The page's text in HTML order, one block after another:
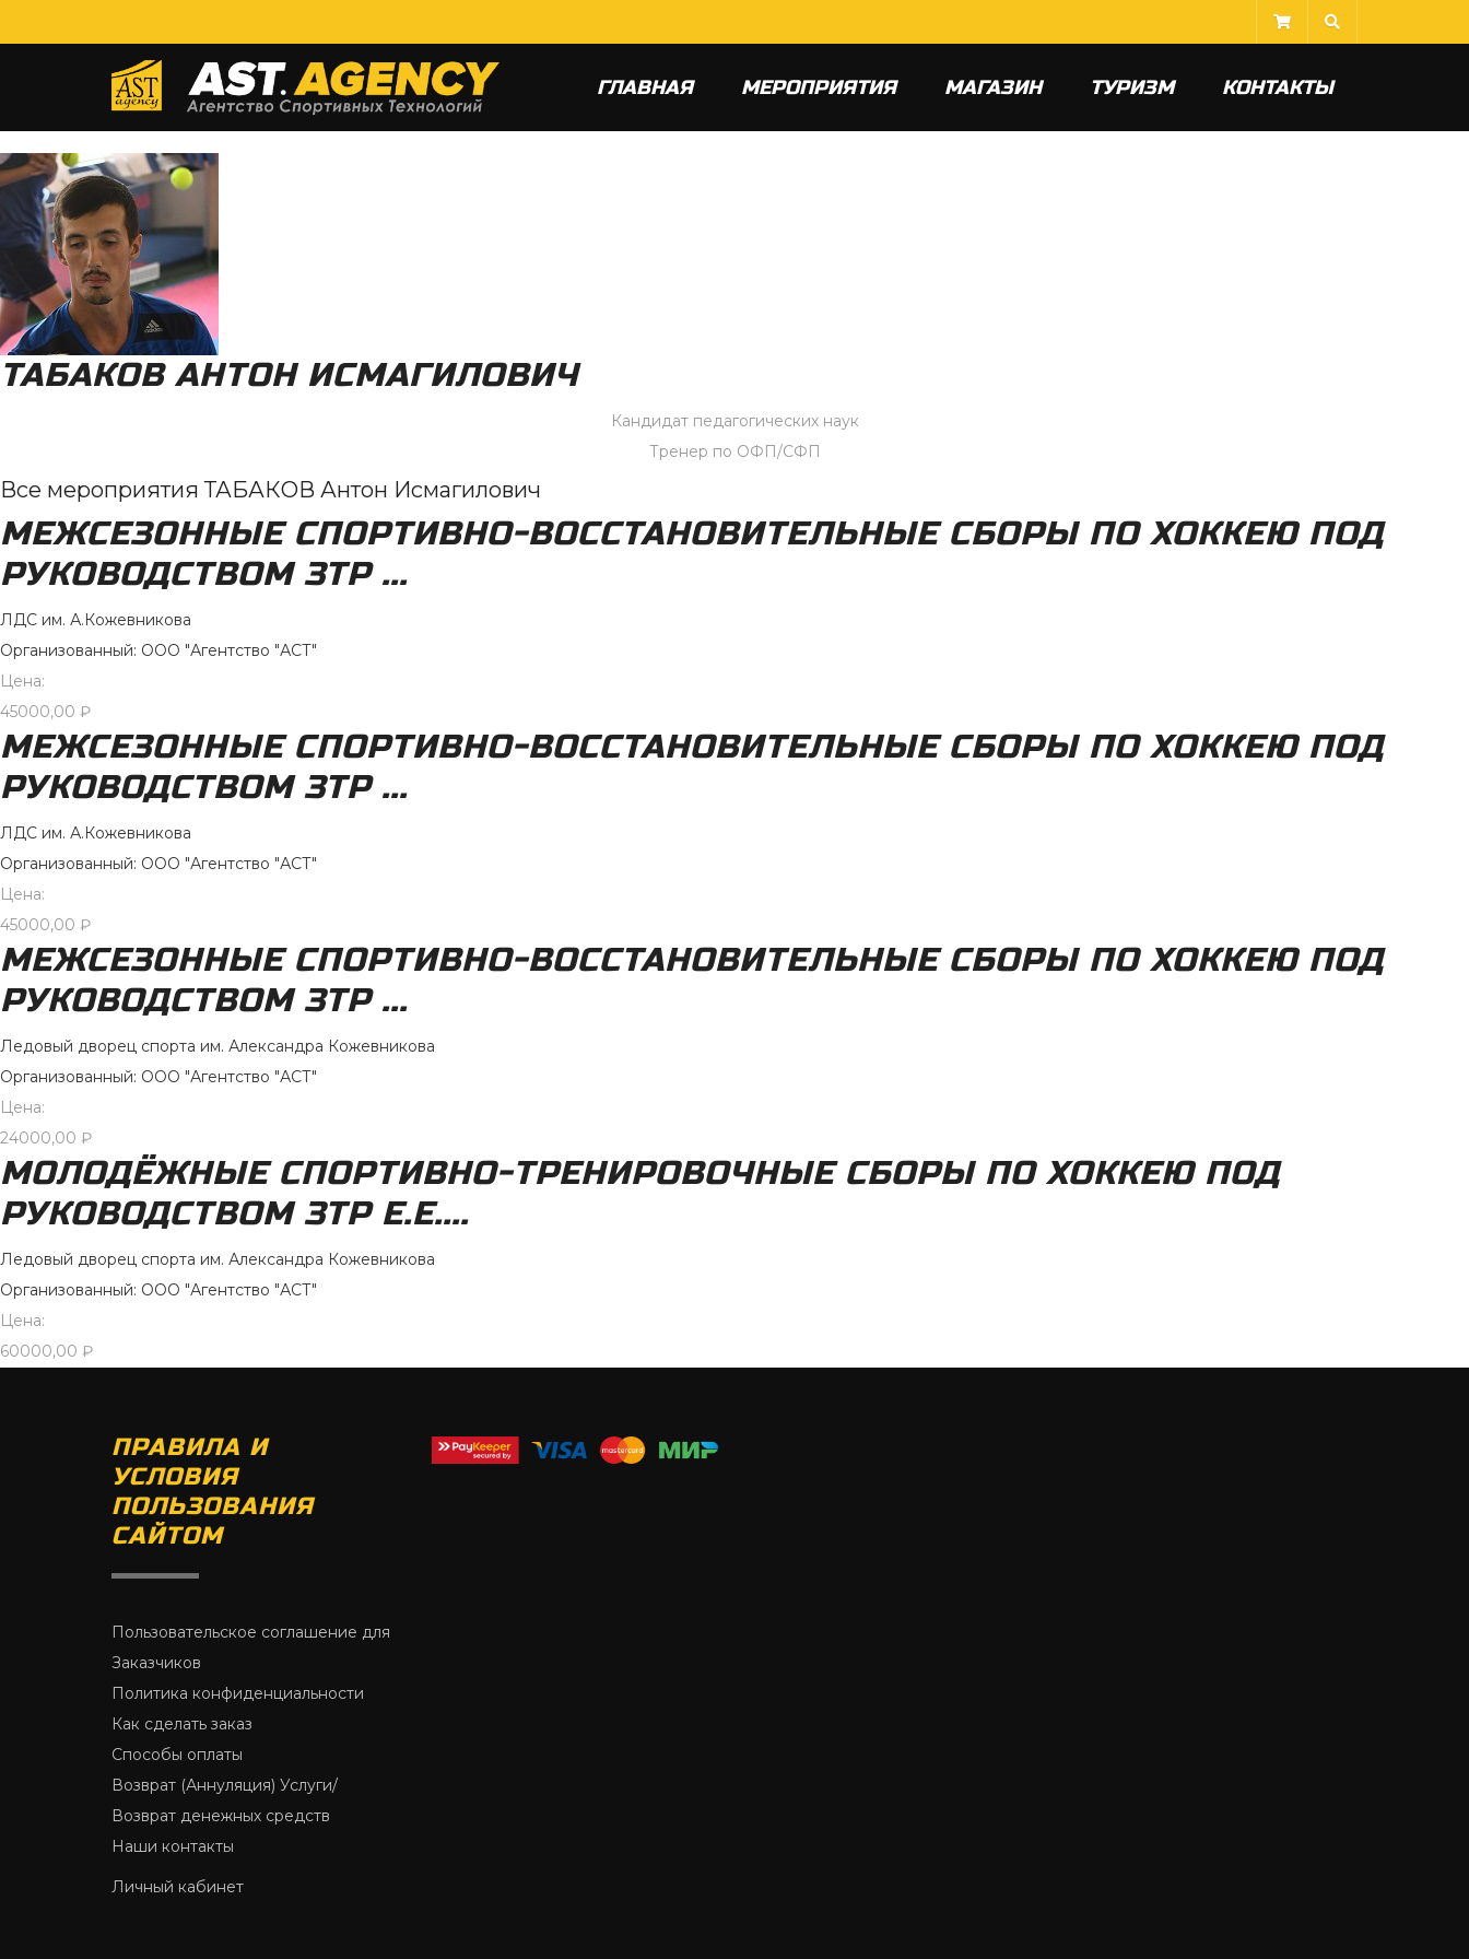
ГЛАВНАЯ МЕРОПРИЯТИЯ МАГАЗИН ТУРИЗМ КОНТАКТЫ
ТАБАКОВ АНТОН ИСМАГИЛОВИЧ
Кандидат педагогических наук
Тренер по ОФП/СФП
Все мероприятия ТАБАКОВ Антон Исмагилович
МЕЖСЕЗОННЫЕ СПОРТИВНО-ВОССТАНОВИТЕЛЬНЫЕ СБОРЫ ПО ХОККЕЮ ПОД
РУКОВОДСТВОМ ЗТР ...
ЛДС им. А.Кожевникова
Организованный: ООО "Агентство "АСТ"
Цена:
45000,00 ₽
МЕЖСЕЗОННЫЕ СПОРТИВНО-ВОССТАНОВИТЕЛЬНЫЕ СБОРЫ ПО ХОККЕЮ ПОД
РУКОВОДСТВОМ ЗТР ...
ЛДС им. А.Кожевникова
Организованный: ООО "Агентство "АСТ"
Цена:
45000,00 ₽
МЕЖСЕЗОННЫЕ СПОРТИВНО-ВОССТАНОВИТЕЛЬНЫЕ СБОРЫ ПО ХОККЕЮ ПОД
РУКОВОДСТВОМ ЗТР ...
Ледовый дворец спорта им. Александра Кожевникова
Организованный: ООО "Агентство "АСТ"
Цена:
24000,00 ₽
МОЛОДЁЖНЫЕ СПОРТИВНО-ТРЕНИРОВОЧНЫЕ СБОРЫ ПО ХОККЕЮ ПОД
РУКОВОДСТВОМ ЗТР Е.Е....
Ледовый дворец спорта им. Александра Кожевникова
Организованный: ООО "Агентство "АСТ"
Цена:
60000,00 ₽
ПРАВИЛА И
УСЛОВИЯ
ПОЛЬЗОВАНИЯ
САЙТОМ
Пользовательское соглашение для
Заказчиков
Политика конфиденциальности
Как сделать заказ
Способы оплаты
Возврат (Аннуляция) Услуги/
Возврат денежных средств
Наши контакты
Личный кабинет